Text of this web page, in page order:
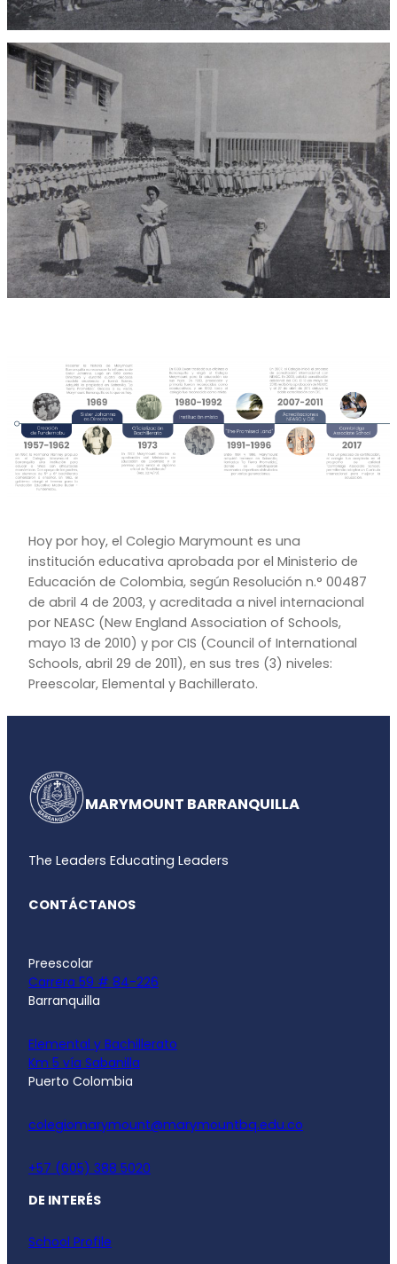
Hoy por hoy, el Colegio Marymount es una
institución educativa aprobada por el Ministerio de
Educación de Colombia, según Resolución n.° 00487
de abril 4 de 2003, y acreditada a nivel internacional
por NEASC (New England Association of Schools,
mayo 13 de 2010) y por CIS (Council of International
Schools, abril 29 de 2011), en sus tres (3) niveles:
Preescolar, Elemental y Bachillerato.
MARYMOUNT BARRANQUILLA
The Leaders Educating Leaders
CONTÁCTANOS
Preescolar
Carrera 59 # 84-226
Barranquilla
Elemental y Bachillerato
Km 5 vía Sabanilla
Puerto Colombia
colegiomarymount@marymountbq.edu.co
+57 (605) 388 5020
DE INTERÉS
School Profile